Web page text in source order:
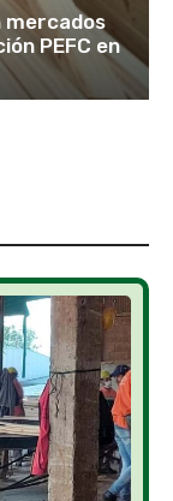
mercados
PEFC en